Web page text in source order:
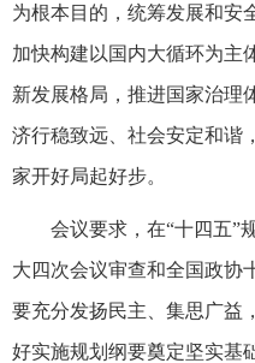
为根本目的，统筹发展和安
加快构建以国内大循环为主
新发展格局，推进国家治理
济行稳致远、社会安定和谐
家开好局起好步。
会议要求，在“十四五”
大四次会议审查和全国政协
要充分发扬民主、集思广益
好实施规划纲要奠定坚实基